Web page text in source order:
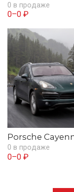
0 в продаже
0–0 ₽
Porsche
0 в продаже
0–0 ₽